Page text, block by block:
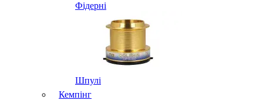
Фідерні
Шпулі
Кемпінг